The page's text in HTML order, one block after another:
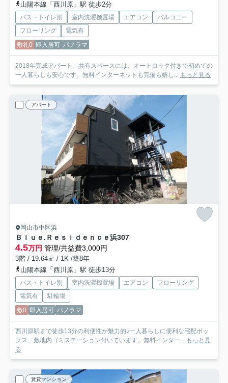
山陽本線「西川原」駅 徒歩2分
バス・トイレ別 室内洗濯機置場 エアコン
バルコニー
フローリング
電気有
敷礼0 即入居可 パノラマ
2018年完成アパート。共有スペースには、オートロック付きで初めての
一人暮らしも安心です。無料インターネットも完備も嬉し... もっと見る
アパート
岡山市中区浜
Ｂｌｕｅ.Ｒｅｓｉｄｅｎｃｅ浜307
4.5万円 管理/共益費3,000円
3階 / 19.64㎡ / 1K /築8年
山陽本線「西川原」駅 徒歩13分
バス・トイレ別 室内洗濯機置場 エアコン
フローリング
電気有
駐輪場
敷0 即入居可 パノラマ
西川原駅まで徒歩13分の利便性が魅力的♪一人暮らしに便利な宅配ボッ
クス、敷地内ゴミステーション付いています。無料インター... もっと見
る
賃貸マンション